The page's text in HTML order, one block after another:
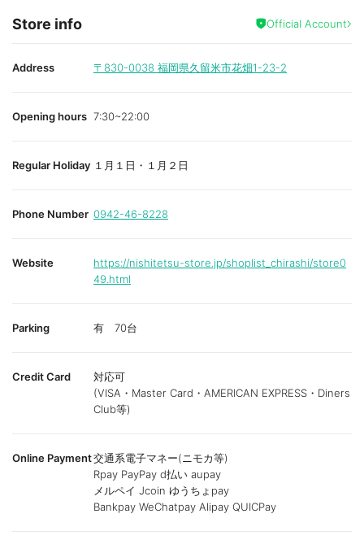
Store info Official Account
Address 〒830-0038 福岡県久留米市花畑1-23-2
Opening hours 7:30~22:00
Regular Holiday １月１日・１月２日
Phone Number 0942-46-8228
Website
https://nishitetsu-store.jp/shoplist_chirashi/store0
49.html
Parking 有 70台
Credit Card
対応可
(VISA・Master Card・AMERICAN EXPRESS・Diners
Club等)
Online Payment交通系電子マネー(ニモカ等)
Rpay PayPay d払い aupay
メルペイ Jcoin ゆうちょpay
Bankpay WeChatpay Alipay QUICPay